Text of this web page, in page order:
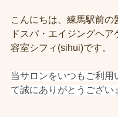
こんにちは、練馬駅前の
ドスパ・エイジングヘア
容室シフィ(sihui)です。
当サロンをいつもご利用
て誠にありがとうござい